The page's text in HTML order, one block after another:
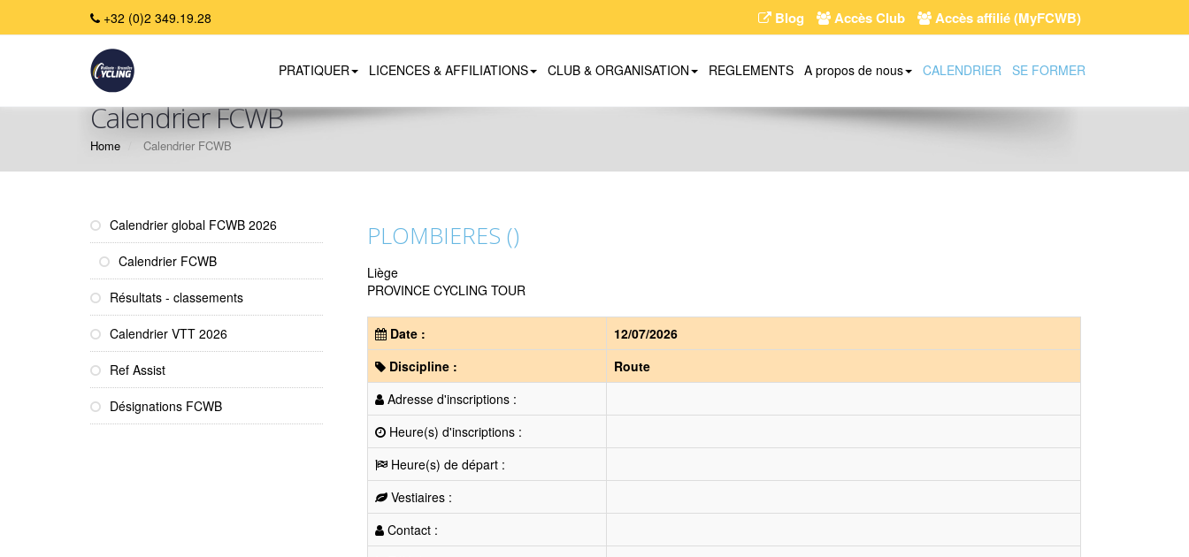
+32 (0)2 349.19.28 Blog Accès Club Accès affilié (MyFCWB)
PRATIQUER LICENCES & AFFILIATIONS CLUB & ORGANISATION REGLEMENTS A propos de nous CALENDRIER SE FORMER
Calendrier FCWB
Home Calendrier FCWB
Calendrier global FCWB 2026
Calendrier FCWB
Résultats - classements
Calendrier VTT 2026
Ref Assist
Désignations FCWB
PLOMBIERES ()
Liège
PROVINCE CYCLING TOUR
Date :
12/07/2026
Discipline :
Route
Adresse d'inscriptions :
Heure(s) d'inscriptions :
Heure(s) de départ :
Vestiaires :
Contact :